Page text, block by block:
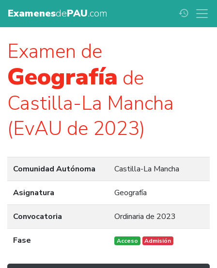
ExamenesdePAU.com history
Examen de
Geografía de
Castilla-La Mancha
(EvAU de 2023)
Comunidad Autónoma Castilla-La Mancha
Asignatura Geografía
Convocatoria Ordinaria de 2023
Fase Acceso Admisión